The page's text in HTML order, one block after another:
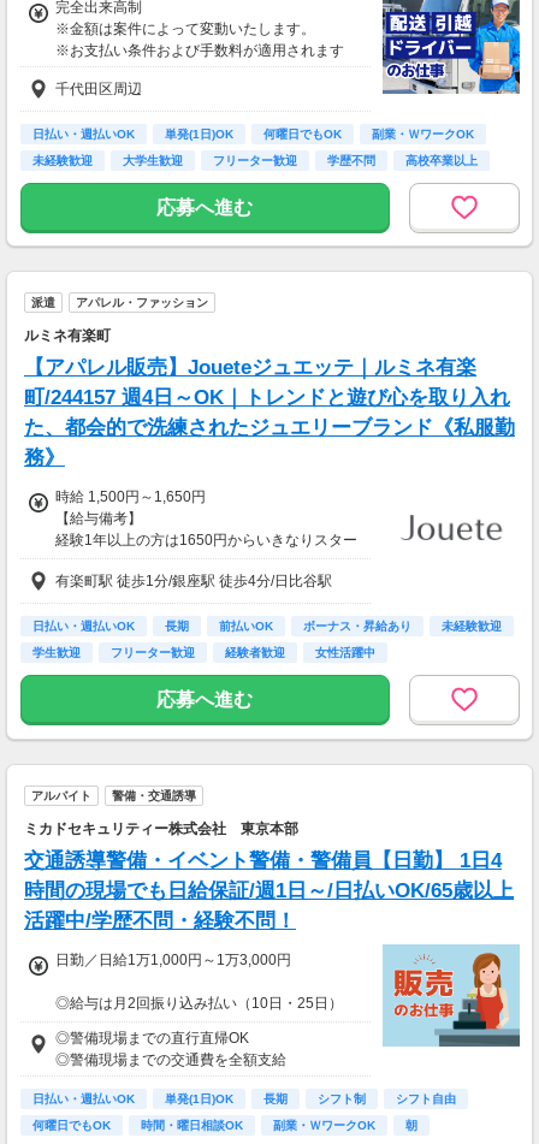
完全出来高制
※金額は案件によって変動いたします。
※お支払い条件および手数料が適用されます
千代田区周辺
日払い・週払いOK 単発(1日)OK 何曜日でもOK
副業・ＷワークOK
未経験歓迎
大学生歓迎 フリーター歓迎 学歴不問 高校卒業以上
応募へ進む
派遣 アパレル・ファッション
ルミネ有楽町
【アパレル販売】Joueteジュエッテ｜ルミネ有楽
町/244157 週4日～OK｜トレンドと遊び心を取り入れ
た、都会的で洗練されたジュエリーブランド《私服勤
務》
時給 1,500円～1,650円
【給与備考】
経験1年以上の方は1650円からいきなりスター
ト！経験1年未満の方も就業1年後には必ず165
0円に昇給します！
◆月収例
24万4千～26万9千円＋残業手当
6割のスタッフが利用中！働いた給料の一部を
最短即時支払い。
利用料・振込手数料はすべて無料。
有楽町駅 徒歩1分/銀座駅 徒歩4分/日比谷駅
日払い・週払いOK 長期 前払いOK ボーナス・昇給あり
未経験歓迎
学生歓迎
フリーター歓迎 経験者歓迎 女性活躍中
応募へ進む
アルバイト 警備・交通誘導
ミカドセキュリティー株式会社 東京本部
交通誘導警備・イベント警備・警備員【日勤】 1日4
時間の現場でも日給保証/週1日～/日払いOK/65歳以上
活躍中/学歴不問・経験不問！
日勤／日給1万1,000円～1万3,000円
◎給与は月2回振り込み払い（10日・25日）
◎日払い制度の利用も可能（規定あり）
◎有資格者は日給+2,000円（一般路線は+1,000
円）
◎資格取得費用は当社全額負担
※65歳以上の方は下記給与になります
◎警備現場までの直行直帰OK
◎警備現場までの交通費を全額支給
日払い・週払いOK 単発(1日)OK 長期 シフト制
シフト自由
何曜日でもOK
時間・曜日相談OK 副業・ＷワークOK 朝